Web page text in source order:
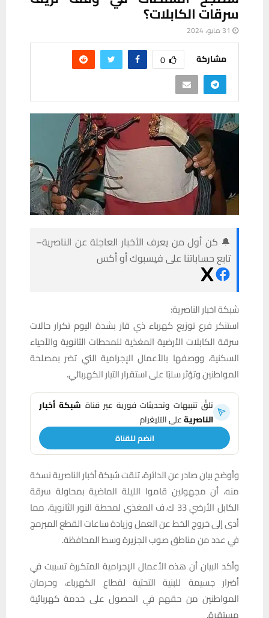
سرقات الكابلات؟
31 مايو، 2024
مشاركة 0
🔔 كن أول من يعرف الأخبار العاجلة عن الناصرية–
تابع حساباتنا على فيسبوك أو أكس
شبكة اخبار الناصرية:
استنكر فرع توزيع كهرباء ذي قار بشدة اليوم تكرار حالات
سرقة الكابلات الأرضية المغذية للمحطات الثانوية والأحياء
السكنية، ووصفها بالأعمال الإجرامية التي تضر بمصلحة
المواطنين وتؤثر سلبًا على استقرار التيار الكهربائي.
تلقَّ تنبيهات وتحديثات فورية عبر قناة شبكة أخبار
الناصريةعلى التليغرام
انضم للقناة
وأوضح بيان صادر عن الدائرة، تلقت شبكة أخبار الناصرية نسخة
منه، أن مجهولين قاموا الليلة الماضية بمحاولة سرقة
الكابل الأرضي 33 ك.ف المغذي لمحطة النور الثانوية، مما
أدى إلى خروج الخط عن العمل وزيادة ساعات القطع المبرمج
في عدد من مناطق صوب الجزيرة وسط المحافظة.
وأكد البيان أن هذه الأعمال الإجرامية المتكررة تسببت في
أضرار جسيمة للبنية التحتية لقطاع الكهرباء، وحرمان
المواطنين من حقهم في الحصول على خدمة كهربائية